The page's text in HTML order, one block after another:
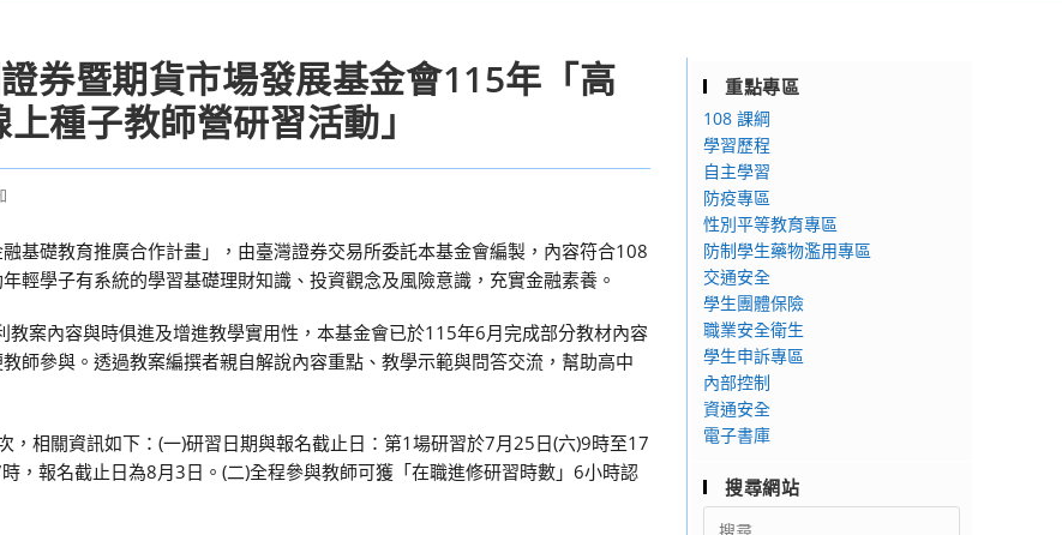
券暨期貨市場發展基金會115年「高
種子教師營研習活動」
基礎教育推廣合作計畫」，由臺灣證券交易所委託本基金會編製，內容符合108
輕學子有系統的學習基礎理財知識、投資觀念及風險意識，充實金融素養。
案內容與時俱進及增進教學實用性，本基金會已於115年6月完成部分教材內容
師參與。透過教案編撰者親自解說內容重點、教學示範與問答交流，幫助高中
相關資訊如下：(一)研習日期與報名截止日：第1場研習於7月25日(六)9時至17
，報名截止日為8月3日。(二)全程參與教師可獲「在職進修研習時數」6小時認
重點專區
108 課綱
學習歷程
自主學習
防疫專區
性別平等教育專區
防制學生藥物濫用專區
交通安全
學生團體保險
職業安全衛生
學生申訴專區
內部控制
資通安全
電子書庫
搜尋網站
Search